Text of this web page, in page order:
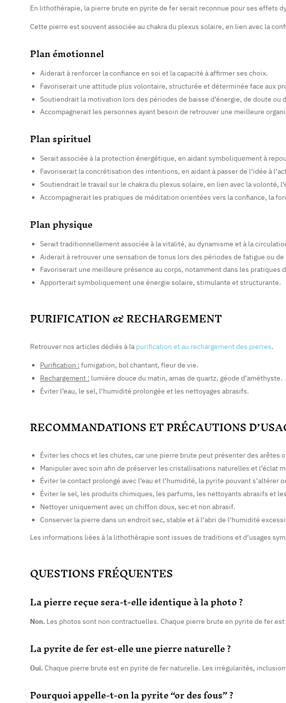
En lithothérapie, la pierre brute en pyrite de fer serait reconnue pour ses
Cette pierre est souvent associée au chakra du plexus solaire, en lien avec la
Plan émotionnel
Aiderait à renforcer la confiance en soi et la capacité à affirmer ses choix.
Favoriserait une attitude plus volontaire, structurée et déterminée face aux
Soutiendrait la motivation lors des périodes de baisse d’énergie, de doute ou
Accompagnerait les personnes ayant besoin de retrouver une meilleure
Plan spirituel
Serait associée à la protection énergétique, en aidant symboliquement à
Favoriserait la concrétisation des intentions, en aidant à passer de l’idée à
Soutiendrait le travail sur le chakra du plexus solaire, en lien avec la volonté,
Accompagnerait les pratiques de méditation orientées vers la confiance, la
Plan physique
Serait traditionnellement associée à la vitalité, au dynamisme et à la
Aiderait à retrouver une sensation de tonus lors des périodes de fatigue ou de
Favoriserait une meilleure présence au corps, notamment dans les pratiques
Apporterait symboliquement une énergie solaire, stimulante et structurante.
PURIFICATION & RECHARGEMENT
Retrouver nos articles dédiés à la purification et au rechargement des pierres.
Purification : fumigation, bol chantant, fleur de vie.
Rechargement : lumière douce du matin, amas de quartz, géode d’améthyste.
Éviter l’eau, le sel, l’humidité prolongée et les nettoyages abrasifs.
RECOMMANDATIONS ET PRÉCAUTIONS
Éviter les chocs et les chutes, car une pierre brute peut présenter des arêtes
Manipuler avec soin afin de préserver les cristallisations naturelles et l’éclat
Éviter le contact prolongé avec l’eau et l’humidité, la pyrite pouvant s’altérer
Éviter le sel, les produits chimiques, les parfums, les nettoyants abrasifs et
Nettoyer uniquement avec un chiffon doux, sec et non abrasif.
Conserver la pierre dans un endroit sec, stable et à l’abri de l’humidité
Les informations liées à la lithothérapie sont issues de traditions et d’usages
QUESTIONS FRÉQUENTES
La pierre reçue sera-t-elle identique à la photo ?
Non. Les photos sont non contractuelles. Chaque pierre brute en pyrite de fer
La pyrite de fer est-elle une pierre naturelle ?
Oui. Chaque pierre brute est en pyrite de fer naturelle. Les irrégularités,
Pourquoi appelle-t-on la pyrite “or des fous” ?